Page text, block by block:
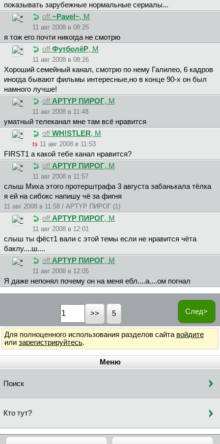
показывать зарубежные нормальные сериалы...
off ~Pavel~, М
11 авг 2008 в 08:25
я тож его почти никогда не смотрю
off ФутболёР, М
11 авг 2008 в 08:26
Хороший семейный канал, смотрю по нему Галилео, 6 кадров
иногда бывают фильмы интересные,но в конце 90-х он был
намного лучше!
off APTYP ПИPOГ, М
11 авг 2008 в 11:48
уматный телеканал мне там всё нравится
off WH!STLER, М
ts 11 авг 2008 в 11:53
FIRST1 а какой тебе канал нравится?
off APTYP ПИPOГ, М
11 авг 2008 в 11:57
слыш Миха этого протерштрафа 3 августа забанькала тёлка
я ей на сибокс напишу чё за фигня
11 авг 2008 в 11:58 / APTYP ПИPOГ (1)
off APTYP ПИPOГ, М
11 авг 2008 в 12:01
слыш ты фёст1 вали с этой темы если не нравится чёта
баклу....ш....
off APTYP ПИPOГ, М
11 авг 2008 в 12:05
Я даже непонял почему он на меня ебл....а....ом погнал
След>
5
Для полноценного использования разделов сайта войдите
или зарегистрируйтесь.
Меню
Поиск
Кто тут?